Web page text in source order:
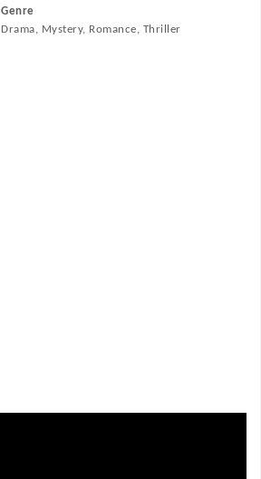
Genre
Drama, Mystery, Romance, Thriller